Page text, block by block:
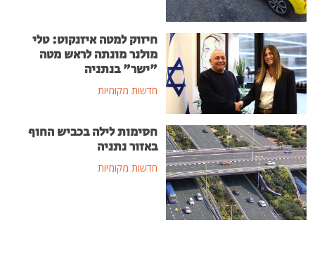
חיזוק למטה איזנקוט: טלי
מולנר מונתה לראש מטה
"ישר" בנתניה
חדשות מקומיות
חסימות לילה בכביש החוף
באזור נתניה
חדשות מקומיות